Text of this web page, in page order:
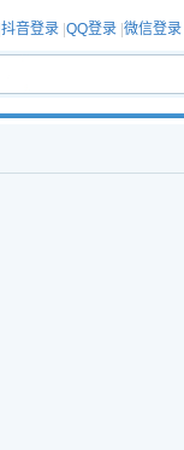
抖音登录 QQ登录 微信登录